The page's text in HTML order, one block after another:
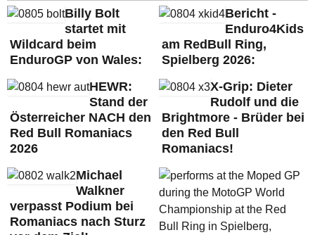
Billy Bolt
startet mit
Wildcard beim
EnduroGP von Wales:
Bericht -
Enduro4Kids
am RedBull Ring,
Spielberg 2026:
HEWR:
Stand der
Österreicher NACH den
Red Bull Romaniacs
2026
X-Grip: Dieter
Rudolf und die
Brightmore - Brüder bei
den Red Bull
Romaniacs!
Michael
Walkner
verpasst Podium bei
Romaniacs nach Sturz